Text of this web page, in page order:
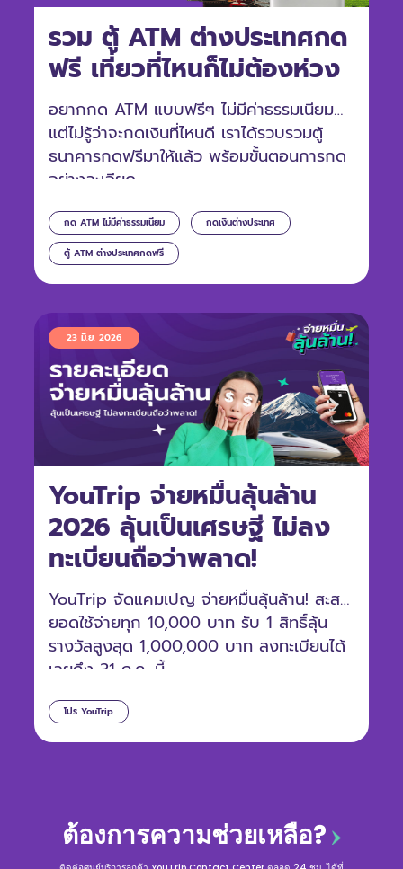
รวม ตู้ ATM ต่างประเทศกด
ฟรี เที่ยวที่ไหนก็ไม่ต้องห่วง
กด ATM ไม่มีค่าธรรมเนียม กดเงินต่างประเทศ
ตู้ ATM ต่างประเทศกดฟรี
อยากกด ATM แบบฟรีๆ ไม่มีค่าธรรมเนียม
แต่ไม่รู้ว่าจะกดเงินที่ไหนดี เราได้รวบรวมตู้
ธนาคารกดฟรีมาให้แล้ว พร้อมขั้นตอนการกด
อย่างละเอียด
YouTrip จ่ายหมื่นลุ้นล้าน
2026 ลุ้นเป็นเศรษฐี ไม่ลง
ทะเบียนถือว่าพลาด!
23 มิ.ย. 2026
โปร YouTrip
YouTrip จัดแคมเปญ จ่ายหมื่นลุ้นล้าน! สะสม
ยอดใช้จ่ายทุก 10,000 บาท รับ 1 สิทธิ์ลุ้น
รางวัลสูงสุด 1,000,000 บาท ลงทะเบียนได้
เลยถึง 31 ก.ค. นี้
ต้องการความช่วยเหลือ?